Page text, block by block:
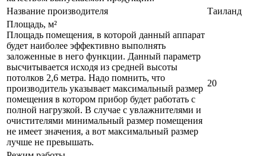
Название производителя
Таиланд
Площадь, м²
Площадь помещения, в которой данный аппарат
будет наиболее эффективно выполнять
заложенные в него функции. Данный параметр
высчитывается исходя из средней высоты
потолков 2,6 метра. Надо помнить, что
производитель указывает максимальный размер
помещения в котором прибор будет работать с
полной нагрузкой. В случае с увлажнителями и
очистителями минимальный размер помещения
не имеет значения, а вот максимальный размер
лучше не превышать.
20